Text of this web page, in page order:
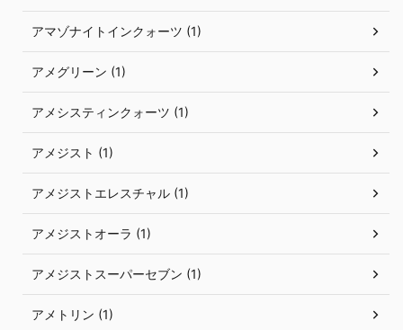
アマゾナイトインクォーツ (1)
アメグリーン (1)
アメシスティンクォーツ (1)
アメジスト (1)
アメジストエレスチャル (1)
アメジストオーラ (1)
アメジストスーパーセブン (1)
アメトリン (1)